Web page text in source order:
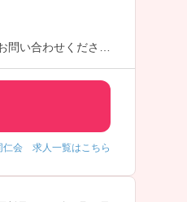
問い合わせくださ
仁会 求人一覧はこちら